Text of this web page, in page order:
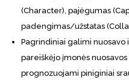
(Character), pajėgumas
padengimas/užstatas
Pagrindiniai galimi nuosavo
pareiškėjo įmonės
prognozuojami piniginiai